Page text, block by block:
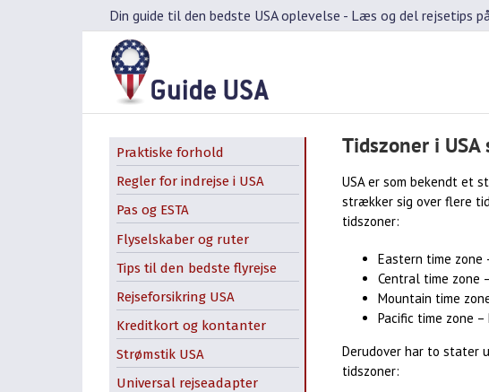
Din guide til den bedste USA oplevelse - Læs og del rejsetips
Tidszoner i
USA er som bekendt et
strækker sig over flere
tidszoner:
Eastern time zone
Central time zone
Mountain time
Pacific time zone –
Derudover har to stater
tidszoner:
Praktiske forhold
Regler for indrejse i USA
Pas og ESTA
Flyselskaber og ruter
Tips til den bedste flyrejse
Rejseforsikring USA
Kreditkort og kontanter
Strømstik USA
Universal rejseadapter
Martin Luther King Day –
amerikansk helligdag
Washington’s Birthday –